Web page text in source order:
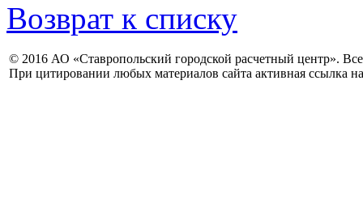
Возврат к списку
© 2016 АО «Ставропольский городской расчетный центр».
При цитировании любых материалов сайта активная ссылка